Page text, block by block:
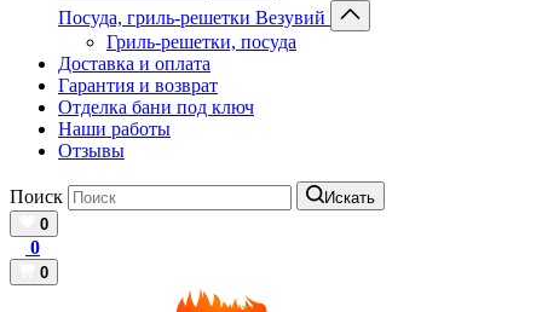
Посуда, гриль-решетки Везувий
Гриль-решетки, посуда
Доставка и оплата
Гарантия и возврат
Отделка бани под ключ
Наши работы
Отзывы
Поиск
Искать
0
0
0